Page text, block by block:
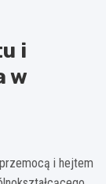
i
w
i hejtem